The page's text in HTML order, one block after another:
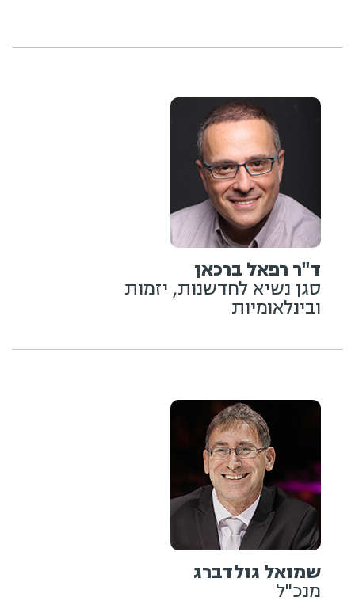
ד"ר רפאל ברכאן
סגן נשיא לחדשנות, יזמות
ובינלאומיות
שמואל גולדברג
מנכ"ל